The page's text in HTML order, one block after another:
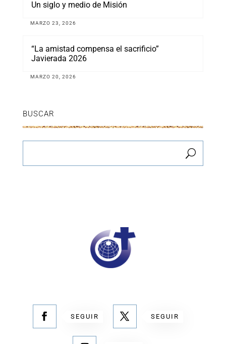
Un siglo y medio de Misión
MARZO 23, 2026
“La amistad compensa el sacrificio”
Javierada 2026
MARZO 20, 2026
BUSCAR
SEGUIR SEGUIR